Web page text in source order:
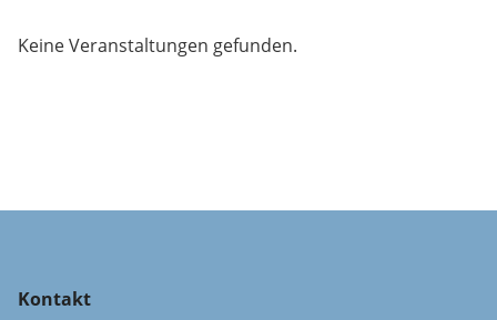
Keine Veranstaltungen gefunden.
Kontakt